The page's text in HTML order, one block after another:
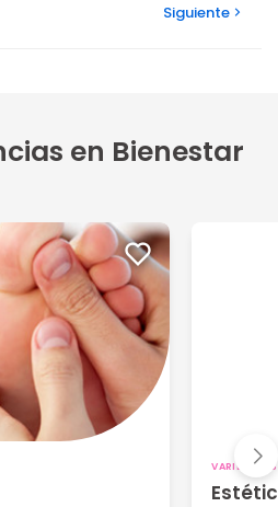
Siguiente
en Bienestar
VARIEDADES